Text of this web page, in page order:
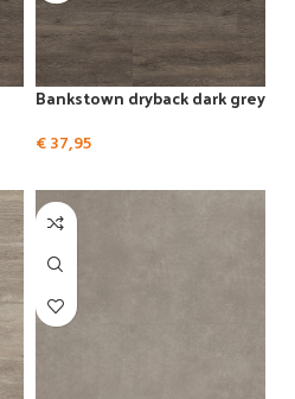
Bankstown dryback dark grey
€37,95